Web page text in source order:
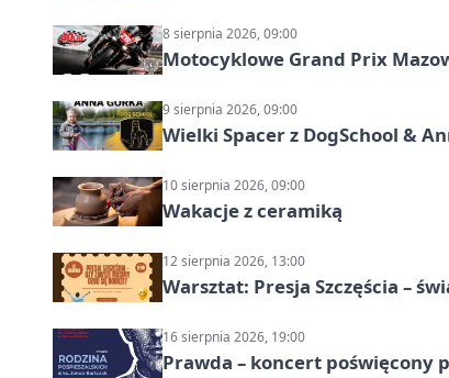
8 sierpnia 2026, 09:00
Motocyklowe Grand Prix
9 sierpnia 2026, 09:00
Wielki Spacer z DogSchool &
10 sierpnia 2026, 09:00
Wakacje z ceramiką
12 sierpnia 2026, 13:00
Warsztat: Presja Szczęścia –
16 sierpnia 2026, 19:00
Prawda – koncert poświęcony